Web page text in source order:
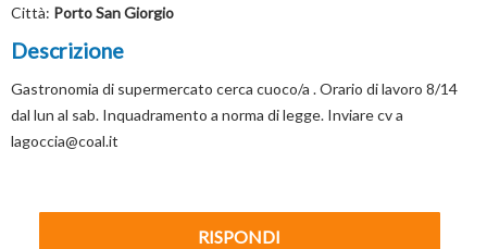
Città: Porto San Giorgio
Descrizione
Gastronomia di supermercato cerca cuoco/a . Orario di lavoro 8/14
dal lun al sab. Inquadramento a norma di legge. Inviare cv a
lagoccia@coal.it
RISPONDI